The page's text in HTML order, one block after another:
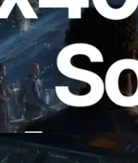
Solana RPC —
KI-Agenten